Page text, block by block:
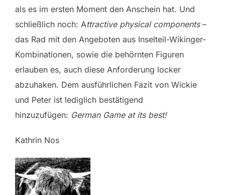
als es im ersten Moment den Anschein hat. Und
schließlich noch: Attractive physical components –
das Rad mit den Angeboten aus Inselteil-Wikinger-
Kombinationen, sowie die behörnten Figuren
erlauben es, auch diese Anforderung locker
abzuhaken. Dem ausführlichen Fazit von Wickie
und Peter ist lediglich bestätigend
hinzuzufügen: German Game at its best!
Kathrin Nos